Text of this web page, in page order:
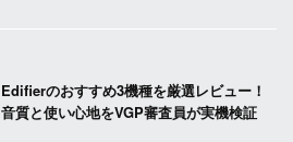
Edifierのおすすめ3機種を厳選レビュー！
音質と使い心地をVGP審査員が実機検証